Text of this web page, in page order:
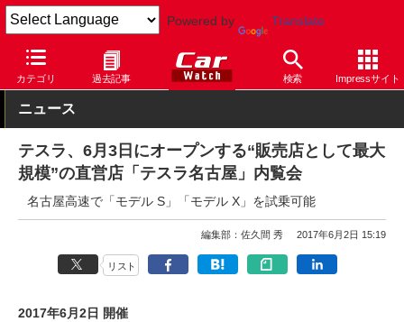
Powered by Translate
カテゴリ 過去記事 検索 Impressサイト
Car Watch 自動車 テスラ
ニュース
テスラ、6月3日にオープンする“販売店として最大
規模”の直営店「テスラ名古屋」内覧会
名古屋高速で「モデル S」「モデル X」を試乗可能
編集部：佐久間 秀 2017年6月2日 15:19
リスト
2017年6月2日 開催